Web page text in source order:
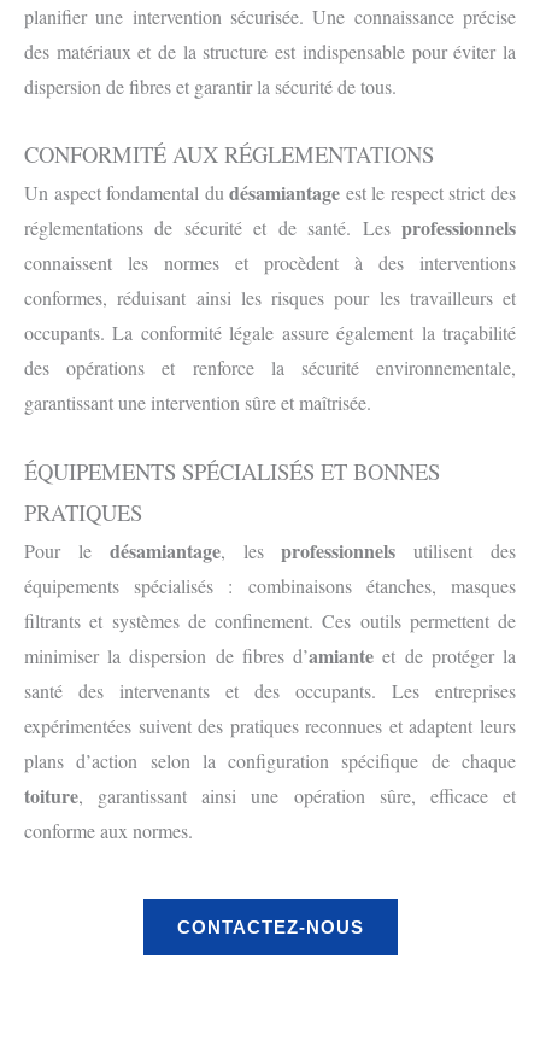
planifier une intervention sécurisée. Une connaissance précise
des matériaux et de la structure est indispensable pour éviter la
dispersion de fibres et garantir la sécurité de tous.
CONFORMITÉ AUX RÉGLEMENTATIONS
Un aspect fondamental dudésamiantage est le respect strict des
réglementations de sécurité et de santé. Les professionnels
connaissent les normes et procèdent à des interventions
conformes, réduisant ainsi les risques pour les travailleurs et
occupants. La conformité légale assure également la traçabilité
des opérations et renforce la sécurité environnementale,
garantissant une intervention sûre et maîtrisée.
ÉQUIPEMENTS SPÉCIALISÉS ET BONNES
PRATIQUES
Pour le désamiantage, lesprofessionnels utilisent des
équipements spécialisés : combinaisons étanches, masques
filtrants et systèmes de confinement. Ces outils permettent de
minimiser la dispersion de fibres d’amiante et de protéger la
santé des intervenants et des occupants. Les entreprises
expérimentées suivent des pratiques reconnues et adaptent leurs
plans d’action selon la configuration spécifique de chaque
toiture, garantissant ainsi une opération sûre, efficace et
conforme aux normes.
CONTACTEZ-NOUS